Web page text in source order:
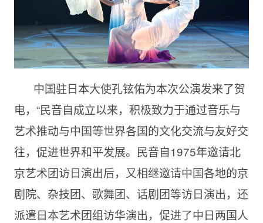
中国驻日本大使孔铉佑为本次公演发来了贺
电，“民音自成立以来，积极致力于通过音乐与
艺术推动与中国等世界各国的文化交流与友好交
往，促进世界和平发展。民音自1975年邀请北
京艺术团访日演出后，又相继邀请中国各地的京
剧院、杂技团、歌舞团、话剧团等访日演出，还
派遣日本艺术团组访华演出，促进了中日两国人